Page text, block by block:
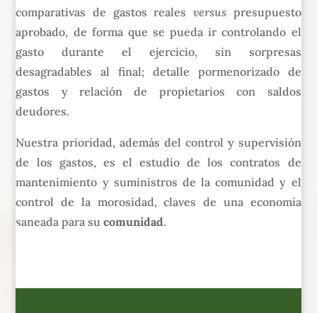
comparativas de gastos reales versus presupuesto
aprobado, de forma que se pueda ir controlando el
gasto durante el ejercicio, sin sorpresas
desagradables al final; detalle pormenorizado de
gastos y relación de propietarios con saldos
deudores.
Nuestra prioridad, además del control y supervisión
de los gastos, es el estudio de los contratos de
mantenimiento y suministros de la comunidad y el
control de la morosidad, claves de una economía
saneada para sucomunidad.